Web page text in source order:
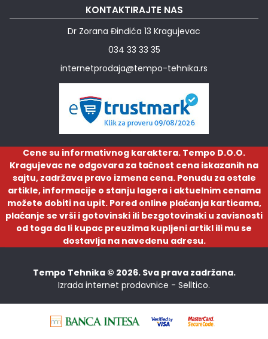
KONTAKTIRAJTE NAS
Dr Zorana Đinđića 13 Kragujevac
034 33 33 35
internetprodaja@tempo-tehnika.rs
Cene su informativnog karaktera. Tempo D.O.O.
Kragujevac ne odgovara za tačnost cena iskazanih na
sajtu, zadržava pravo izmena cena. Ponudu za ostale
artikle, informacije o stanju lagera i aktuelnim cenama
možete dobiti na upit. Pored online plaćanja karticama,
plaćanje se vrši i gotovinski ili bezgotovinski u zavisnosti
od toga da li kupac preuzima kupljeni artikl ili mu se
dostavlja na navedenu adresu.
Tempo Tehnika © 2026. Sva prava zadržana.
Izrada internet prodavnice - Selltico.